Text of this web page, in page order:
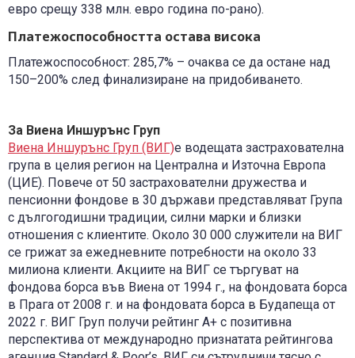
евро срещу 338 млн. евро година по-рано).
Платежоспособността остава висока
Платежоспособност: 285,7% – очаква се да остане над
150–200% след финализиране на придобиването.
За Виена Иншурънс Груп
Виена Иншурънс Груп (ВИГ)е водещата застрахователна
група в целия регион на Централна и Източна Европа
(ЦИЕ). Повече от 50 застрахователни дружества и
пенсионни фондове в 30 държави представляват Група
с дългогодишни традиции, силни марки и близки
отношения с клиентите. Около 30 000 служители на ВИГ
се грижат за ежедневните потребности на около 33
милиона клиенти. Акциите на ВИГ се търгуват на
фондова борса във Виена от 1994 г., на фондовата борса
в Прага от 2008 г. и на фондовата борса в Будапеща от
2022 г. ВИГ Груп получи рейтинг A+ с позитивна
перспектива от международно признатата рейтингова